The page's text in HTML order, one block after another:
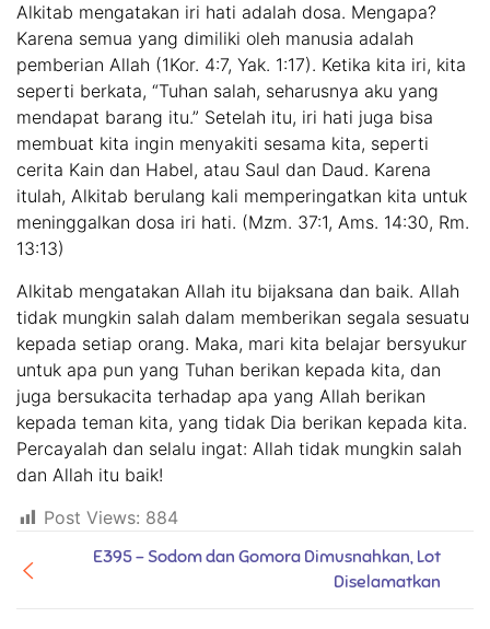
Alkitab mengatakan iri hati adalah dosa. Mengapa?
Karena semua yang dimiliki oleh manusia adalah
pemberian Allah (1Kor. 4:7, Yak. 1:17). Ketika kita iri, kita
seperti berkata, “Tuhan salah, seharusnya aku yang
mendapat barang itu.” Setelah itu, iri hati juga bisa
membuat kita ingin menyakiti sesama kita, seperti
cerita Kain dan Habel, atau Saul dan Daud. Karena
itulah, Alkitab berulang kali memperingatkan kita untuk
meninggalkan dosa iri hati. (Mzm. 37:1, Ams. 14:30, Rm.
13:13)
Alkitab mengatakan Allah itu bijaksana dan baik. Allah
tidak mungkin salah dalam memberikan segala sesuatu
kepada setiap orang. Maka, mari kita belajar bersyukur
untuk apa pun yang Tuhan berikan kepada kita, dan
juga bersukacita terhadap apa yang Allah berikan
kepada teman kita, yang tidak Dia berikan kepada kita.
Percayalah dan selalu ingat: Allah tidak mungkin salah
dan Allah itu baik!
Post Views: 884
E395 - Sodom dan Gomora Dimusnahkan, Lot
Diselamatkan